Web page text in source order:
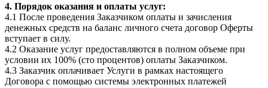
4. Порядок оказания и оплаты услуг:
4.1 После проведения Заказчиком оплаты и зачисления
денежных средств на баланс личного счета договор Оферты
вступает в силу.
4.2 Оказание услуг предоставляются в полном объеме при
условии их 100% (сто процентов) оплаты Заказчиком.
4.3 Заказчик оплачивает Услуги в рамках настоящего
Договора с помощью системы электронных платежей